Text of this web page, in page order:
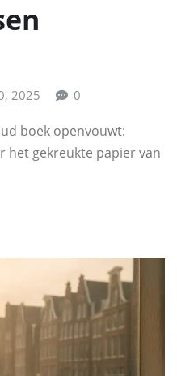
2025 0
boek openvouwt:
het gekreukte papier van